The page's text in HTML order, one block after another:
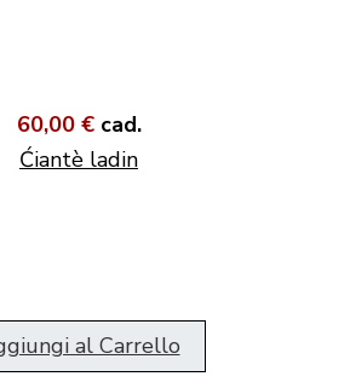
60,00 € cad.
Ćiantè ladin
al Carrello